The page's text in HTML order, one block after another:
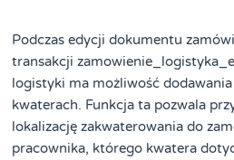
Podczas edycji dokumentu
transakcji
logistyki ma możliwość
kwaterach. Funkcja ta pozwala
lokalizację zakwaterowania do
pracownika, którego kwatera